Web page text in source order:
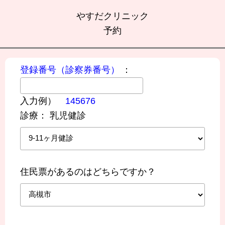
やすだクリニック
予約
登録番号（診察券番号） ：
入力例） 145676
診療： 乳児健診
住民票があるのはどちらですか？